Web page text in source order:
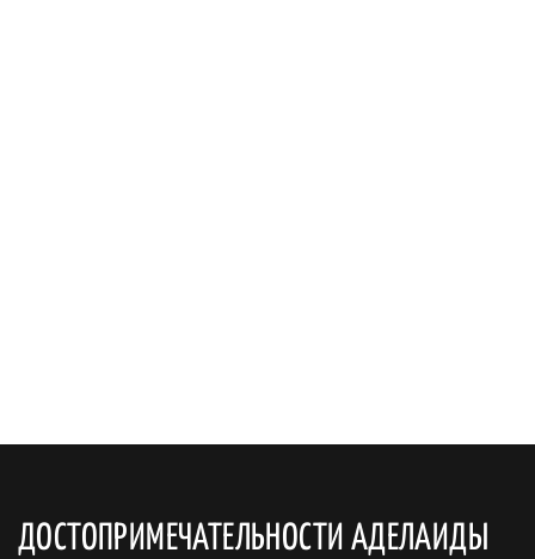
ДОСТОПРИМЕЧАТЕЛЬНОСТИ АДЕЛАИДЫ